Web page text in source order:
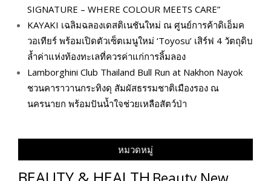
SIGNATURE – WHERE COLOUR MEETS CARE”
KAYAKI เฉลิมฉลองเดสติเนชันใหม่ ณ ศูนย์การค้าดิเอ็มค
วอเทียร์ พร้อมเปิดตัวเซ็ตเมนูใหม่ ‘Toyosu’ เสิร์ฟ 4 วัตถุดิบ
ล้ำค่าแห่งท้องทะเลที่ควรค่าแก่การลิ้มลอง
Lamborghini Club Thailand Bull Run at Nakhon Nayok
ชวนคาราวานกระทิงดุ สัมผัสธรรมชาติเมืองรอง ณ
นครนายก พร้อมปันน้ำใจช่วยเหลือสัตว์ป่า
หมวดหมู่